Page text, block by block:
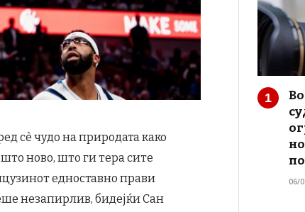
сè чудо на природата како
ново, што ги тера сите
едноставно прави
незапирлив, бидејќи Сан
06/